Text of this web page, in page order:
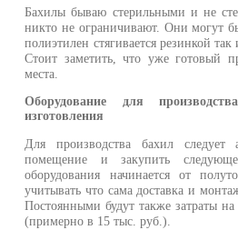
Бахилы бываю стерильными и не
никто не ограничивают. Они могут
полиэтилен стягивается резинкой
Стоит заметить, что уже готовый
места.
Оборудование для
изготовления
Для производства бахил следует
помещение и закупить
оборудования начинается от
учитывать что сама доставка и
Постоянными будут также затраты
(примерно в 15 тыс. руб.).